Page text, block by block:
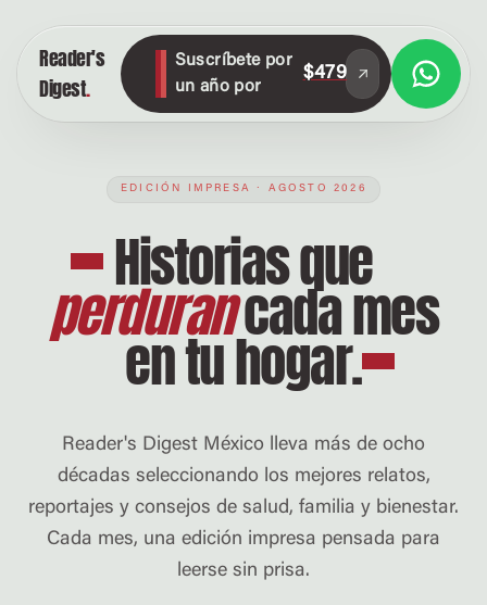
Reader's
Digest.
Suscríbete por
un año por
$479
EDICIÓN IMPRESA · AGOSTO 2026
Historiasque
perdurancada mes
en tuhogar.
Reader's Digest México lleva más de ocho
décadas seleccionando los mejores relatos,
reportajes y consejos de salud, familia y bienestar.
Cada mes, una edición impresa pensada para
leerse sin prisa.